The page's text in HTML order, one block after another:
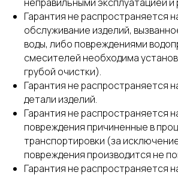
Гарантия не распространяется
обслуживание изделий,
воды, либо повреждениями
смесителей необходима
грубой очистки).
Гарантия не распространяется
детали изделий.
Гарантия не распространяется
повреждения причиненные в
транспортировки (за
повреждения производится не
Гарантия не распространяется